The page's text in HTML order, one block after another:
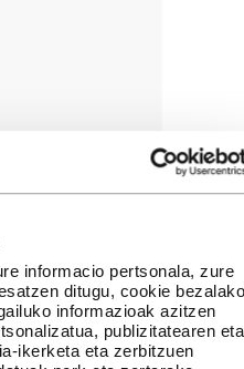
informacio pertsonala, zure
ditugu, cookie bezalako
informazioak azitzen
publizitatearen eta
ikerketa eta zerbitzuen